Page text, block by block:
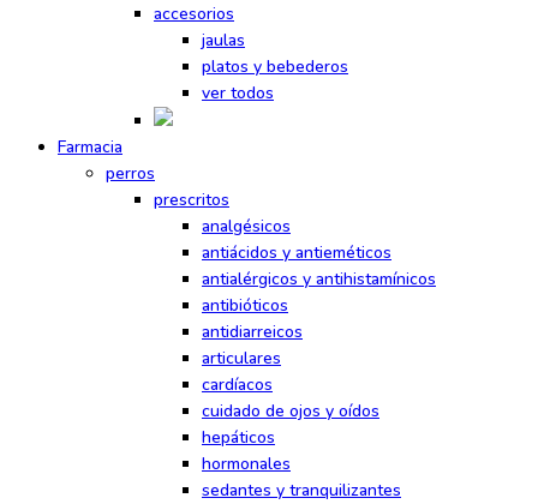
accesorios
jaulas
platos y bebederos
ver todos
Farmacia
perros
prescritos
analgésicos
antiácidos y antieméticos
antialérgicos y antihistamínicos
antibióticos
antidiarreicos
articulares
cardíacos
cuidado de ojos y oídos
hepáticos
hormonales
sedantes y tranquilizantes